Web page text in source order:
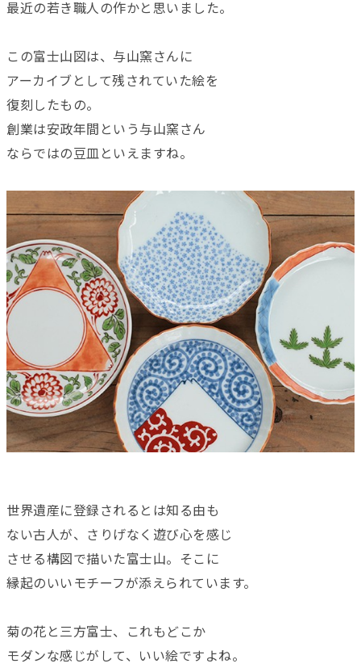
最近の若き職人の作かと思いました。
この富士山図は、与山窯さんに
アーカイブとして残されていた絵を
復刻したもの。
創業は安政年間という与山窯さん
ならではの豆皿といえますね。
世界遺産に登録されるとは知る由も
ない古人が、さりげなく遊び心を感じ
させる構図で描いた富士山。そこに
縁起のいいモチーフが添えられています。
菊の花と三方富士、これもどこか
モダンな感じがして、いい絵ですよね。